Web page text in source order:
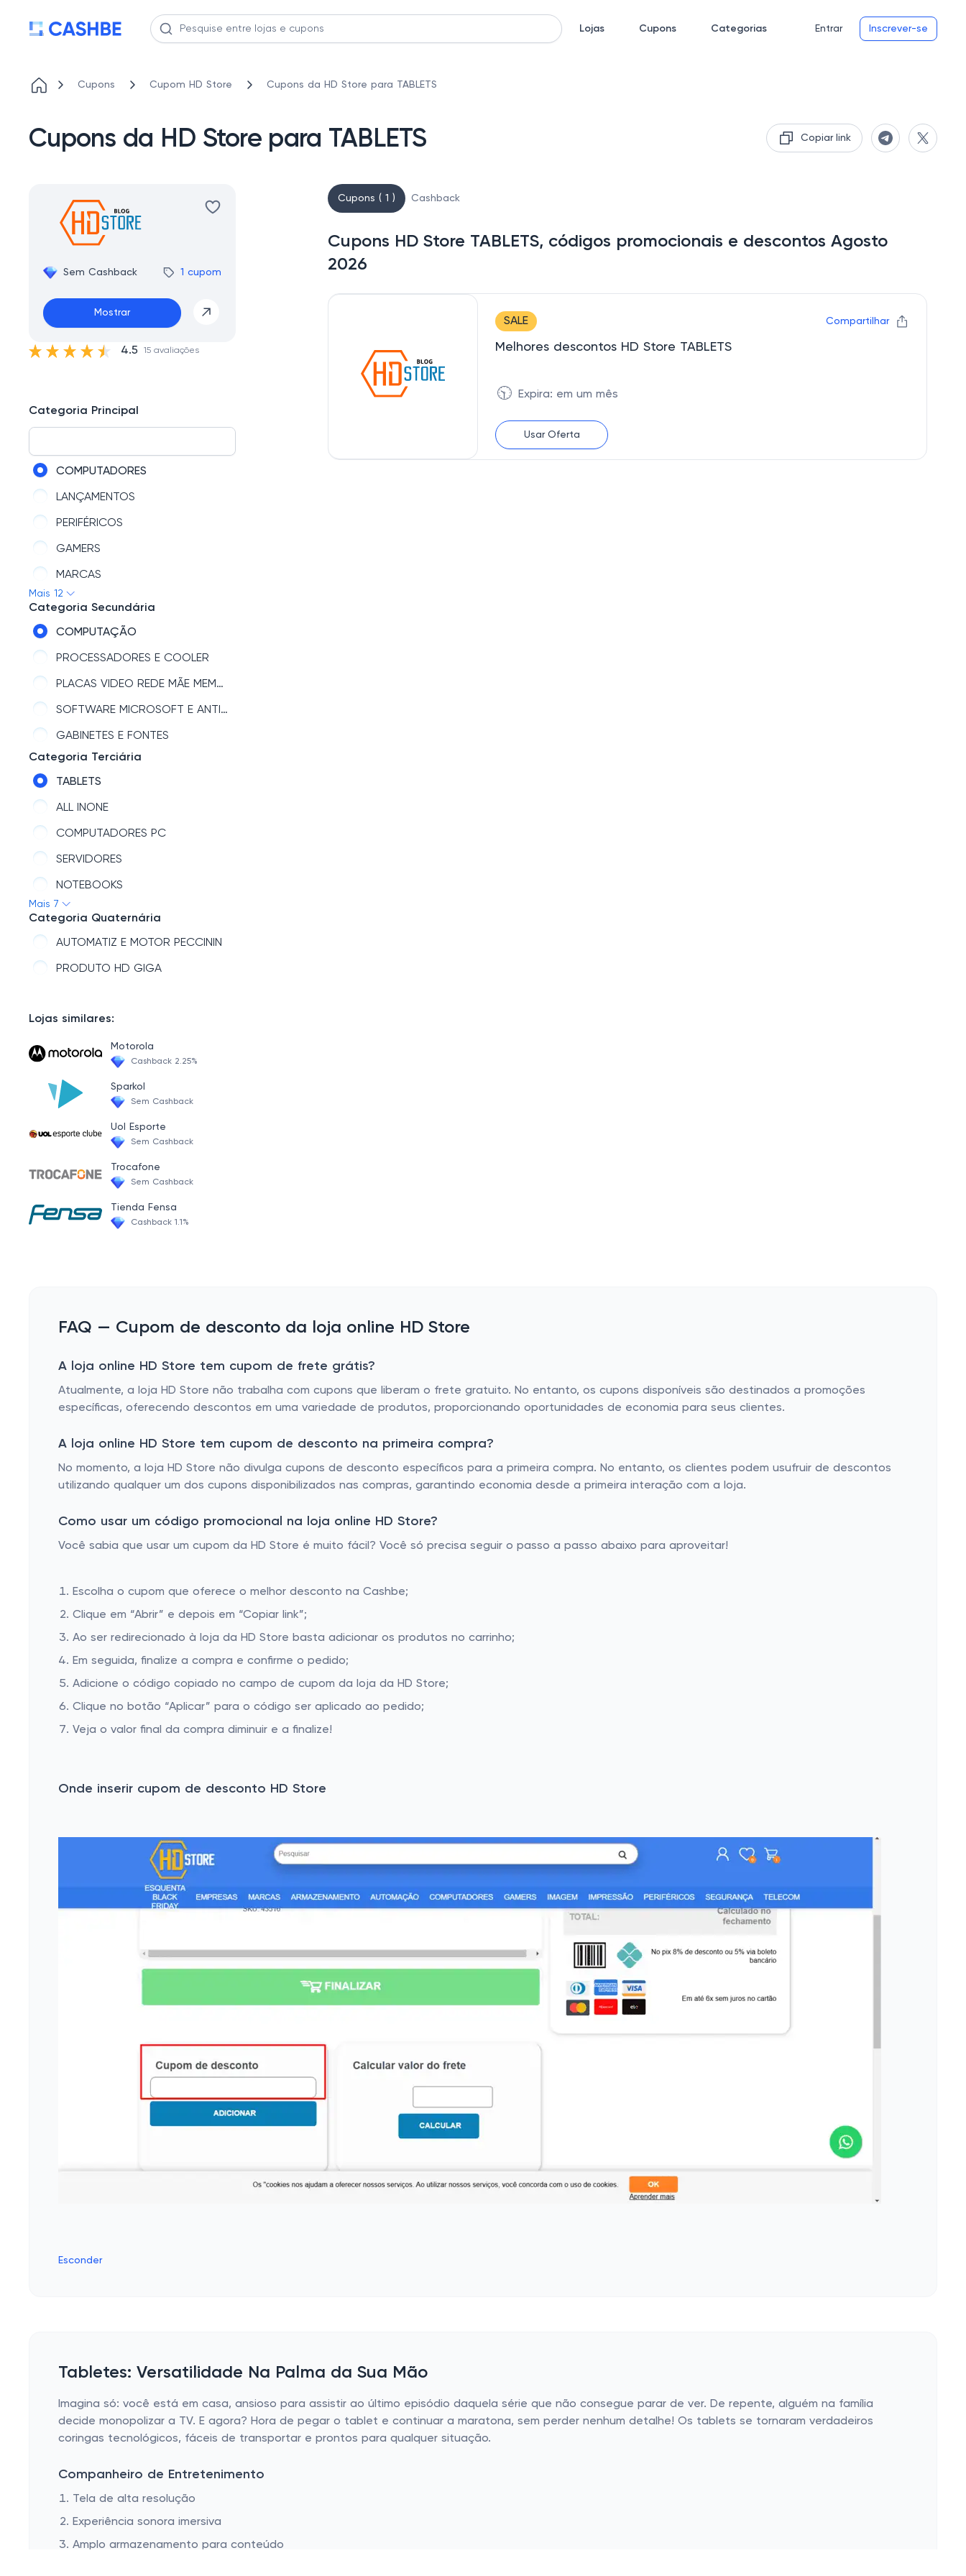
Lojas Cupons Categorias Entrar Inscrever-se
Cupons Cupom HD Store Cupons da HD Store para TABLETS
Cupons da HD Store para TABLETS Copiar link
Sem Cashback 1 cupom
Mostrar
4.5 15 avaliações
Categoria Principal
COMPUTADORES
LANÇAMENTOS
PERIFÉRICOS
GAMERS
MARCAS
TELECOM
AUTOMAÇÃO
IMAGEM
IMPRESSÃO
PLACAS DE VIDEO GAINWARD
ARMAZENAMENTO
SEGURANÇA
Mais 12
Categoria Secundária
COMPUTAÇÃO
PROCESSADORES E COOLER
PLACAS VIDEO REDE MÃE MEMORIA
SOFTWARE MICROSOFT E ANTIVIRUS
GABINETES E FONTES
Categoria Terciária
TABLETS
ALL INONE
COMPUTADORES PC
SERVIDORES
NOTEBOOKS
MONITORES PC
MINI PC DE AUTOMCOML
Mais 7
Categoria Quaternária
AUTOMATIZ E MOTOR PECCININ
PRODUTO HD GIGA
Lojas similares:
Motorola
Cashback 2.25%
Sparkol
Sem Cashback
Uol Esporte
Sem Cashback
Trocafone
Sem Cashback
Tienda Fensa
Cashback 1.1%
Cupons ( 1 ) Cashback
Cupons HD Store TABLETS, códigos promocionais e descontos Agosto
2026
SALE Compartilhar
Melhores descontos HD Store TABLETS
🕥 Expira: em um mês
Usar Oferta
FAQ — Cupom de desconto da loja online HD Store
A loja online HD Store tem cupom de frete grátis?
Atualmente, a loja HD Store não trabalha com cupons que liberam o frete gratuito. No entanto, os cupons disponíveis são destinados a promoções
específicas, oferecendo descontos em uma variedade de produtos, proporcionando oportunidades de economia para seus clientes.
A loja online HD Store tem cupom de desconto na primeira compra?
No momento, a loja HD Store não divulga cupons de desconto específicos para a primeira compra. No entanto, os clientes podem usufruir de descontos
utilizando qualquer um dos cupons disponibilizados nas compras, garantindo economia desde a primeira interação com a loja.
Como usar um código promocional na loja online HD Store?
Você sabia que usar um cupom da HD Store é muito fácil? Você só precisa seguir o passo a passo abaixo para aproveitar!
Escolha o cupom que oferece o melhor desconto na Cashbe;
Clique em “Abrir” e depois em “Copiar link”;
Ao ser redirecionado à loja da HD Store basta adicionar os produtos no carrinho;
Em seguida, finalize a compra e confirme o pedido;
Adicione o código copiado no campo de cupom da loja da HD Store;
Clique no botão “Aplicar” para o código ser aplicado ao pedido;
Veja o valor final da compra diminuir e a finalize!
Onde inserir cupom de desconto HD Store
Esconder
Tabletes: Versatilidade Na Palma da Sua Mão
Imagina só: você está em casa, ansioso para assistir ao último episódio daquela série que não consegue parar de ver. De repente, alguém na família
decide monopolizar a TV. E agora? Hora de pegar o tablet e continuar a maratona, sem perder nenhum detalhe! Os tablets se tornaram verdadeiros
coringas tecnológicos, fáceis de transportar e prontos para qualquer situação.
Companheiro de Entretenimento
Tela de alta resolução
Experiência sonora imersiva
Amplo armazenamento para conteúdo